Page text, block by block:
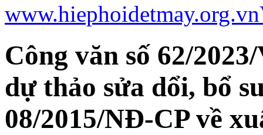
www.hiephoidetmay.org.vn
Công văn số 62/
dự thảo sửa dổi, bổ
08/2015/NĐ-CP về